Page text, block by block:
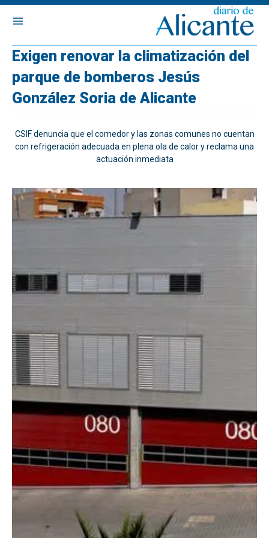
Exigen renovar la climatización del
parque de bomberos Jesús
González Soria de Alicante
CSIF denuncia que el comedor y las zonas comunes no cuentan
con refrigeración adecuada en plena ola de calor y reclama una
actuación inmediata